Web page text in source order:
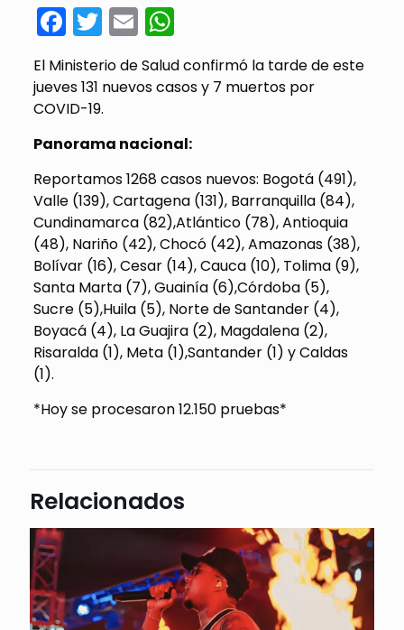
Facebook
Twitter
EmailWhatsApp
El Ministerio de Salud confirmó la tarde de este
jueves 131 nuevos casos y 7 muertos por
COVID-19.
Panorama nacional:
Reportamos 1268 casos nuevos: Bogotá (491),
Valle (139), Cartagena (131), Barranquilla (84),
Cundinamarca (82),Atlántico (78), Antioquia
(48), Nariño (42), Chocó (42), Amazonas (38),
Bolívar (16), Cesar (14), Cauca (10), Tolima (9),
Santa Marta (7), Guainía (6),Córdoba (5),
Sucre (5),Huila (5), Norte de Santander (4),
Boyacá (4), La Guajira (2), Magdalena (2),
Risaralda (1), Meta (1),Santander (1) y Caldas
(1).
*Hoy se procesaron 12.150 pruebas*
Relacionados